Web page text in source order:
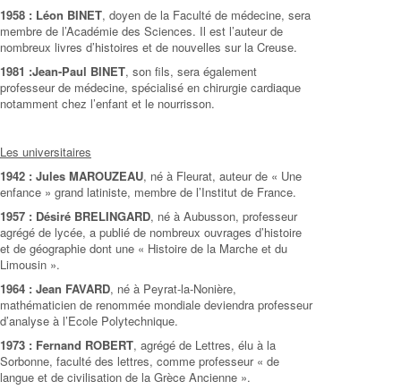
1958 : Léon BINET, doyen de la Faculté de médecine, sera
membre de l’Académie des Sciences. Il est l’auteur de
nombreux livres d’histoires et de nouvelles sur la Creuse.
1981 :Jean-Paul BINET, son fils, sera également
professeur de médecine, spécialisé en chirurgie cardiaque
notamment chez l’enfant et le nourrisson.
Les universitaires
1942 : Jules MAROUZEAU, né à Fleurat, auteur de « Une
enfance » grand latiniste, membre de l’Institut de France.
1957 : Désiré BRELINGARD, né à Aubusson, professeur
agrégé de lycée, a publié de nombreux ouvrages d’histoire
et de géographie dont une « Histoire de la Marche et du
Limousin ».
1964 : Jean FAVARD, né à Peyrat-la-Nonière,
mathématicien de renommée mondiale deviendra professeur
d’analyse à l’Ecole Polytechnique.
1973 : Fernand ROBERT, agrégé de Lettres, élu à la
Sorbonne, faculté des lettres, comme professeur « de
langue et de civilisation de la Grèce Ancienne ».